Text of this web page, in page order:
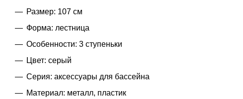
Размер: 107 см
Форма: лестница
Особенности: 3 ступеньки
Цвет: серый
Серия: аксессуары для бассейна
Материал: металл, пластик